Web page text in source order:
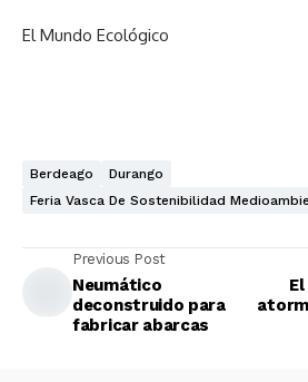
El Mundo Ecológico
Berdeago
Durango
Feria Vasca De Sostenibilidad
Previous Post
Neumático
deconstruido para
fabricar abarcas